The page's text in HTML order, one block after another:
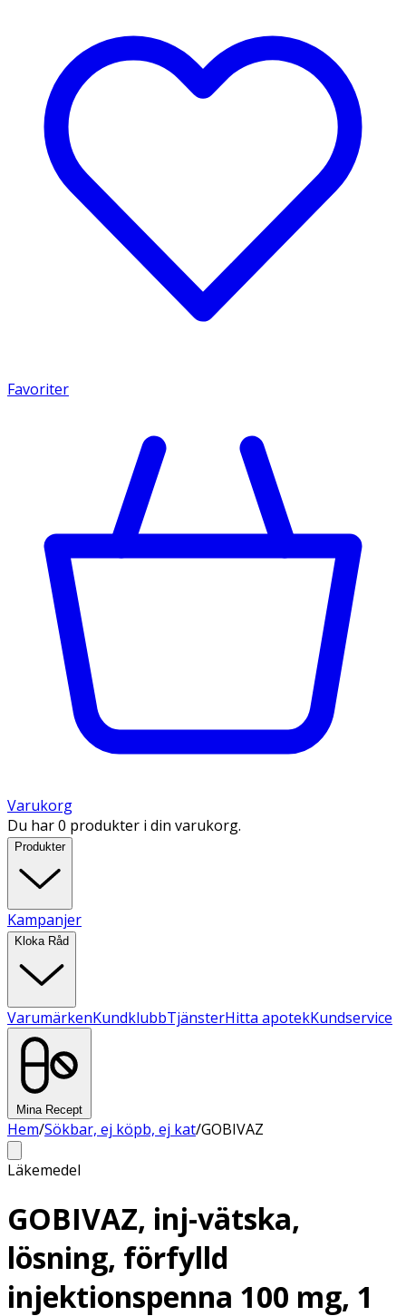
Favoriter
Varukorg
Du har 0 produkter i din varukorg.
Produkter
Kampanjer
Kloka Råd
VarumärkenKundklubbTjänsterHitta apotekKundservice
Mina Recept
Hem/Sökbar, ej köpb, ej kat/GOBIVAZ
Läkemedel
GOBIVAZ, inj-vätska,
lösning, förfylld
injektionspenna 100 mg, 1